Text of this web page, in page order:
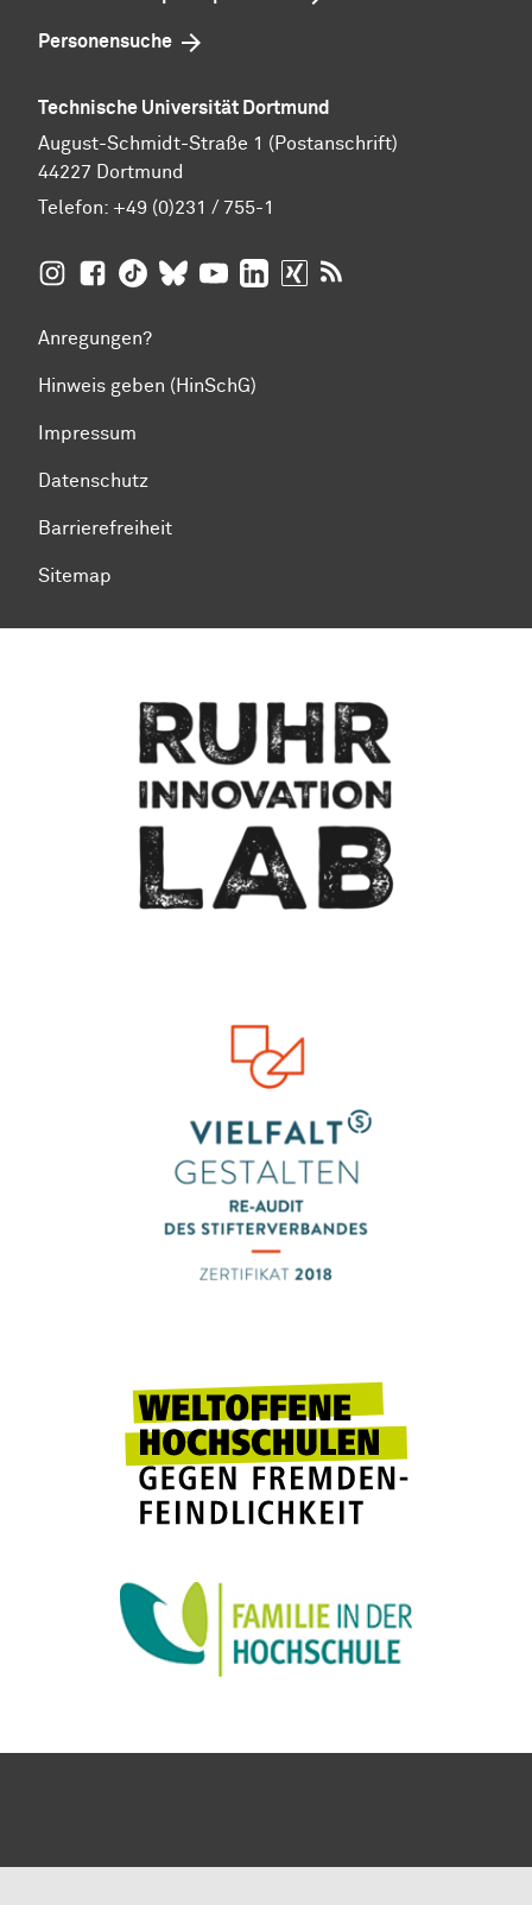
Personensuche
Technische Universität Dortmund
August-Schmidt-Straße 1 (Postanschrift)
44227 Dortmund
Telefon: +49 (0)231 / 755-1
TU Dortmund auf Insta­gram
TU Dortmund auf Facebook
TU Dortmund auf TikTok
TU Dortmund auf BlueSky
TU Dortmund auf YouTube
TU Dortmund auf LinkedIn
TU Dortmund auf XING
Anregungen?
Hinweis geben (HinSchG)
Impressum
Datenschutz
Barrierefreiheit
Sitemap